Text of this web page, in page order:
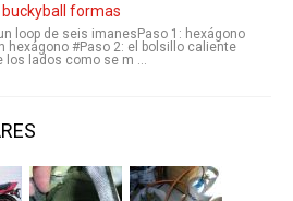
buckyball formas
loop de seis imanesPaso 1: hexágono
hexágono #Paso 2: el bolsillo caliente
los lados como se m ...